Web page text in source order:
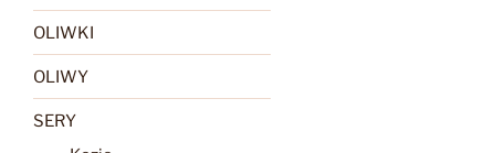
OLIWKI
OLIWY
SERY